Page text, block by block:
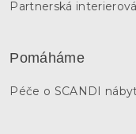
Partnerská
Pomáháme
Péče o SCANDI